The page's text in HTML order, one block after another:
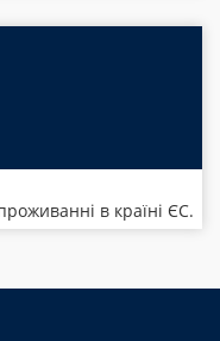
в країні ЄС.